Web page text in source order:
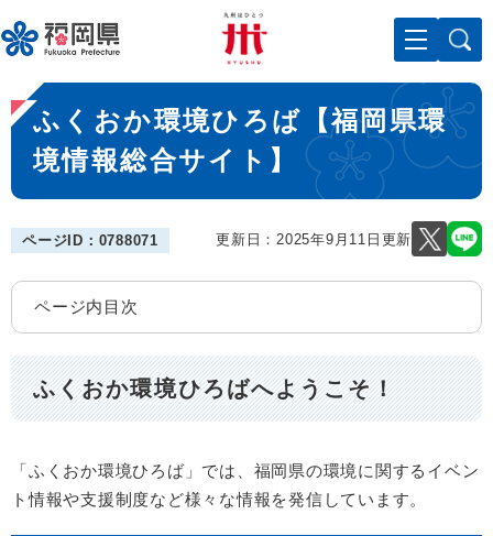
ー
ジ
先
頭
。
メニューを飛ばして本文へ
本
文
ふくおか環境ひろば【福岡県環
境情報総合サイト】
ページID：0788071 更新日：2025年9月11日更新
ページ内目次
ふくおか環境ひろばへようこそ！
「ふくおか環境ひろば」では、福岡県の環境に関するイベン
ト情報や支援制度など様々な情報を発信しています。